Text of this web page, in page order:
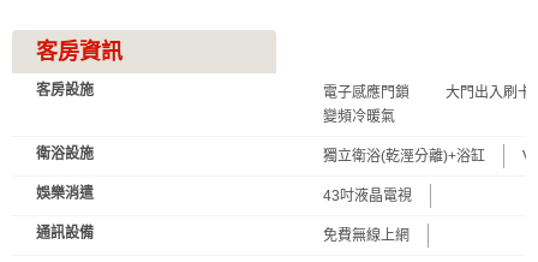
客房資訊
客房設施 電子感應門鎖
大門出入刷卡
變頻冷暖氣
衛浴設施 獨立衛浴(乾溼分離)+浴缸
娛樂消遣 43吋液晶電視
通訊設備 免費無線上網